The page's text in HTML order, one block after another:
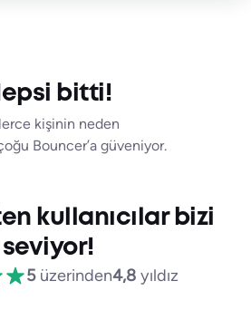
bitti!
kişinin neden
Bouncer’a güveniyor.
kullanıcılar bizi
seviyor!
5üzerinden4,8 yıldız